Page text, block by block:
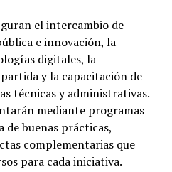
el intercambio de
e innovación, la
digitales, la
y la capacitación de
técnicas y administrativas.
mediante programas
buenas prácticas,
complementarias que
para cada iniciativa.